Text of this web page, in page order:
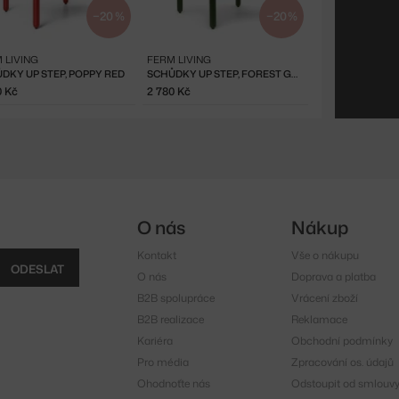
−20 %
UP STEP, POPPY RED
LIVING
Kč
−20 %
SCHŮDKY UP STEP, FOREST GREEN
FERM LIVING
2 780 Kč
ODESLAT
O nás
Kontakt
O nás
B2B spolupráce
B2B realizace
Kariéra
Pro média
Ohodnoťte nás
Nákup
Vše o nákupu
Doprava a platba
Vrácení zboží
Reklamace
Obchodní podmínky
Zpracování os. údajů
Odstoupit od smlouvy